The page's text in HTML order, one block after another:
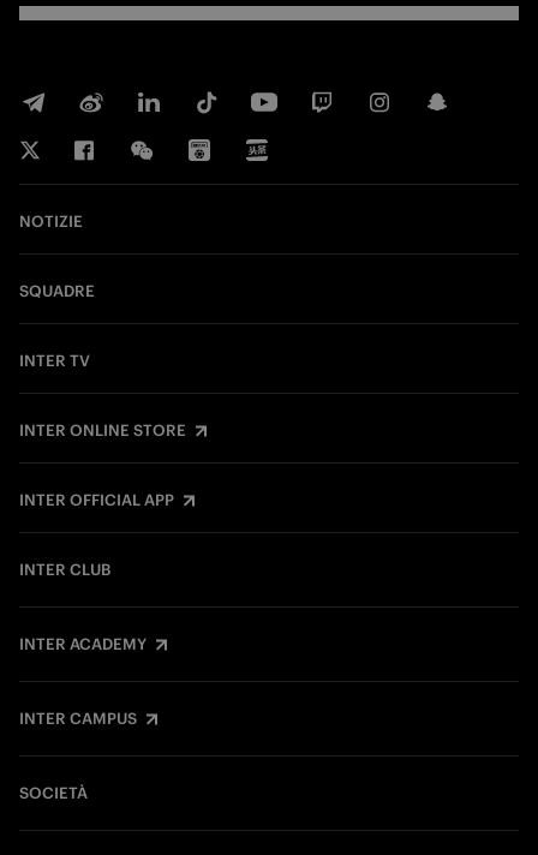
NOTIZIE
SQUADRE
INTER TV
INTER ONLINE STORE
INTER OFFICIAL APP
INTER CLUB
INTER ACADEMY
INTER CAMPUS
SOCIETÀ